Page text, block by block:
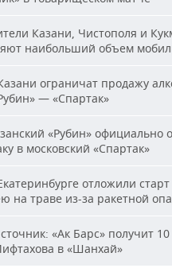
Казани, Чистополя и
наибольший объем
ограничат продажу
— «Спартак»
«Рубин» официально
в московский «Спартак»
отложили
на траве из-за ракетной
«Ак Барс» получит
в «Шанхай»